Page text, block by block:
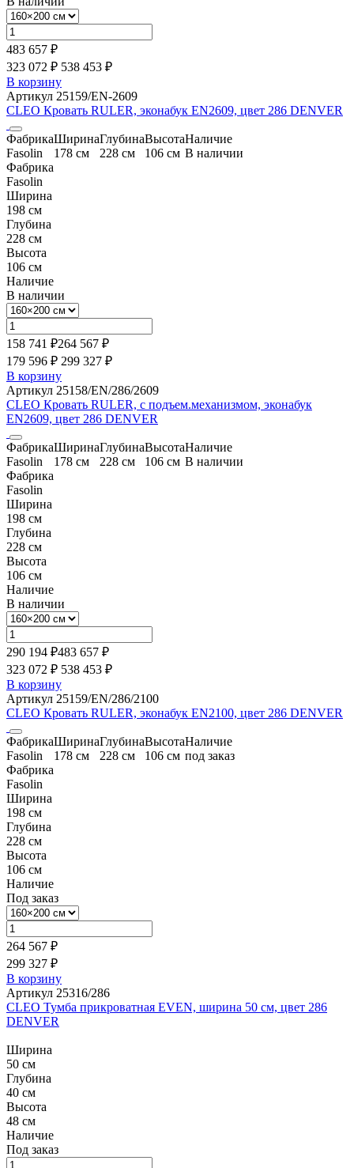
483 657 ₽
323 072 ₽ 538 453 ₽
В корзину
Артикул 25159/EN-2609
CLEO Кровать RULER, эконабук EN2609, цвет 286 DENVER
Фабрика
Fasolin
Ширина
178 см
Глубина
228 см
Высота
106 см
Наличие
В наличии
Фабрика
Fasolin
Ширина
198 см
Глубина
228 см
Высота
106 см
Наличие
В наличии
158 741 ₽264 567 ₽
179 596 ₽ 299 327 ₽
В корзину
Артикул 25158/EN/286/2609
CLEO Кровать RULER, с подъем.механизмом, эконабук
EN2609, цвет 286 DENVER
Фабрика
Fasolin
Ширина
178 см
Глубина
228 см
Высота
106 см
Наличие
В наличии
Фабрика
Fasolin
Ширина
198 см
Глубина
228 см
Высота
106 см
Наличие
В наличии
290 194 ₽483 657 ₽
323 072 ₽ 538 453 ₽
В корзину
Артикул 25159/EN/286/2100
CLEO Кровать RULER, эконабук EN2100, цвет 286 DENVER
Фабрика
Fasolin
Ширина
178 см
Глубина
228 см
Высота
106 см
Наличие
под заказ
Фабрика
Fasolin
Ширина
198 см
Глубина
228 см
Высота
106 см
Наличие
Под заказ
264 567 ₽
299 327 ₽
В корзину
Артикул 25316/286
CLEO Тумба прикроватная EVEN, ширина 50 см, цвет 286
DENVER
Ширина
50 см
Глубина
40 см
Высота
48 см
Наличие
Под заказ